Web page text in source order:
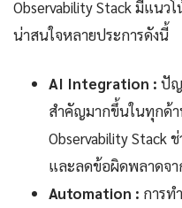
Observability Stack มีแน
น่าสนใจหลายประการดังนี้
AI Integration : ปัญ
สำคัญมากขึ้นในทุกด้า
Observability Stack
และลดข้อผิดพลาดจ
Automation : การท